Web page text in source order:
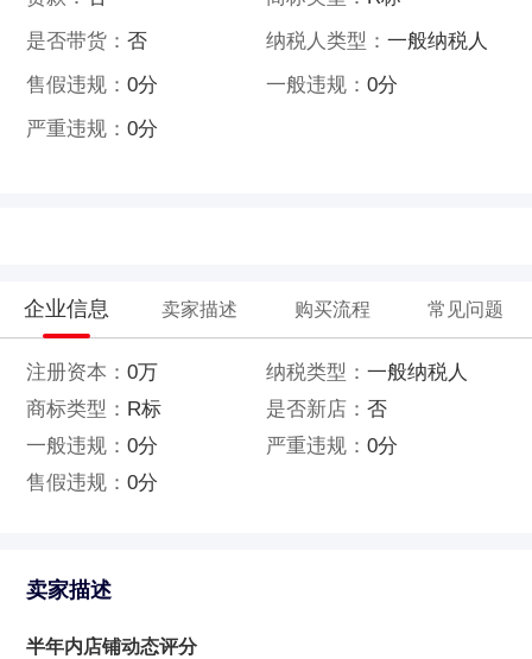
是否带货：否 纳税人类型： 一般纳税人
售假违规：0分 一般违规： 0分
严重违规：0分
企业信息 卖家描述 购买流程 常见问题
注册资本：0万 纳税类型： 一般纳税人
商标类型： R标 是否新店： 否
一般违规：0分 严重违规： 0分
售假违规：0分
卖家描述
半年内店铺动态评分